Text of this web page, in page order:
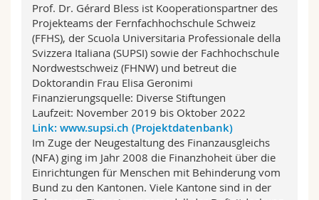
Prof. Dr. Gérard Bless ist Kooperationspartner des
Projekteams der Fernfachhochschule Schweiz
(FFHS), der Scuola Universitaria Professionale della
Svizzera Italiana (SUPSI) sowie der Fachhochschule
Nordwestschweiz (FHNW) und betreut die
Doktorandin Frau Elisa Geronimi
Finanzierungsquelle: Diverse Stiftungen
Laufzeit: November 2019 bis Oktober 2022
Link: www.supsi.ch (Projektdatenbank)
Im Zuge der Neugestaltung des Finanzausgleichs
(NFA) ging im Jahr 2008 die Finanzhoheit über die
Einrichtungen für Menschen mit Behinderung vom
Bund zu den Kantonen. Viele Kantone sind in der